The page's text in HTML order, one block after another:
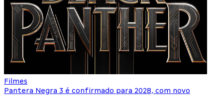
Filmes
Pantera Negra 3 é confirmado para 2028, com novo